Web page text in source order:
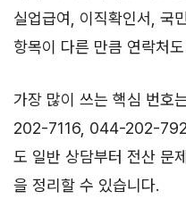
실업급여, 이직확인서, 국
항목이 다른 만큼 연락처
가장 많이 쓰는 핵심 번
202-7116, 044-202-
도 일반 상담부터 전산 문
을 정리할 수 있습니다.